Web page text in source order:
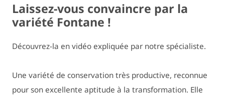
Laissez-vous convaincre par la
variété Fontane !
Découvrez-la en vidéo expliquée par notre spécialiste.
Une variété de conservation très productive, reconnue
pour son excellente aptitude à la transformation. Elle